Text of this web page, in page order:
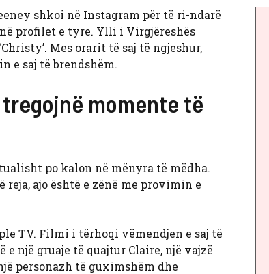
shkoi në Instagram për të ri-ndarë
profilet e tyre. Ylli i Virgjëreshës
Mes orarit të saj të ngjeshur,
e saj të brendshëm.
momente të
po kalon në mënyra të mëdha.
ajo është e zënë me provimin e
TV. Filmi i tërhoqi vëmendjen e saj të
një gruaje të quajtur Claire, një vajzë
personazh të guximshëm dhe